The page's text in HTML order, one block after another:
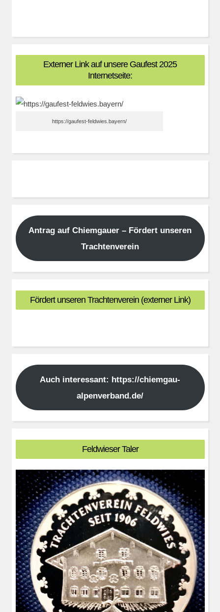
Externer Link auf unsere Gaufest 2025
Internetseite:
https://gaufest-feldwies.bayern/
Antrag auf Chiemgauer – Fördert unseren
Trachtenverein
Fördert unseren Trachtenverein (externer Link)
Auch interessant: https://chiemgau-
alpenverband.de/
Feldwieser Taler